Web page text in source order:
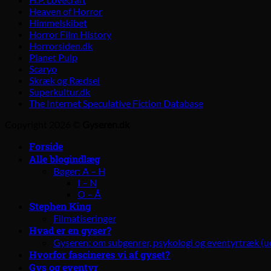
Heaven of Horror
Himmelskibet
Horror Film History
Horrorsiden.dk
Planet Pulp
Scaryo
Skræk og Rædsel
Superkultur.dk
The Internet Speculative Fiction Database
Forside
Alle blogindlæg
Bøger: A – H
I – N
O – Å
Stephen King
Filmatiseringer
Hvad er en gyser?
Gyseren: om subgenrer, psykologi og eventyrtræk
Hvorfor fascineres vi af gyset?
Gys og eventyr